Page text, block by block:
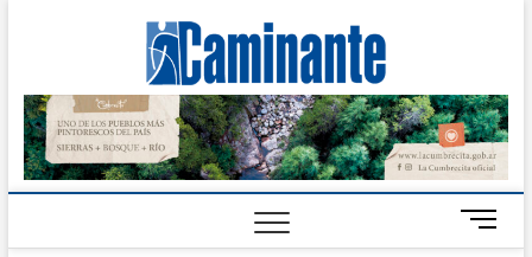
Digital
CALAMUCHITA
B
o